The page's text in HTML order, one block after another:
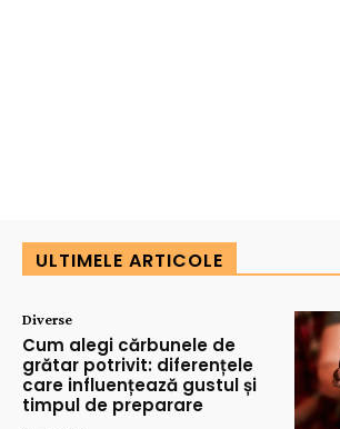
ULTIMELE ARTICOLE
Diverse
Cum alegi cărbunele de
grătar potrivit: diferențele
care influențează gustul și
timpul de preparare